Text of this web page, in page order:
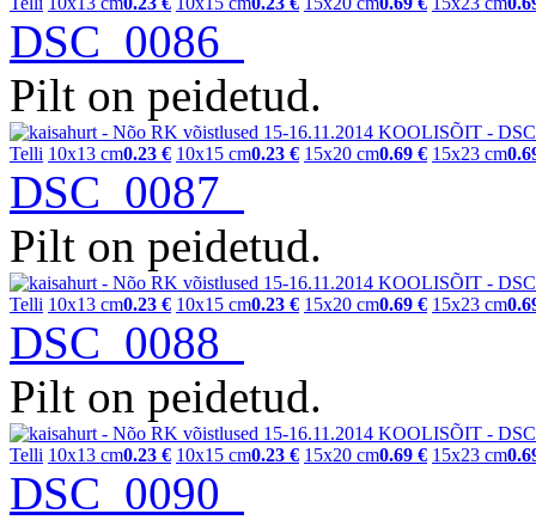
DSC_0086
Pilt on peidetud.
Telli 10x13 cm0.23 € 10x15 cm0.23 € 15x20 cm0.69 € 15x23 cm
DSC_0087
Pilt on peidetud.
Telli 10x13 cm0.23 € 10x15 cm0.23 € 15x20 cm0.69 € 15x23 cm
DSC_0088
Pilt on peidetud.
Telli 10x13 cm0.23 € 10x15 cm0.23 € 15x20 cm0.69 € 15x23 cm
DSC_0090